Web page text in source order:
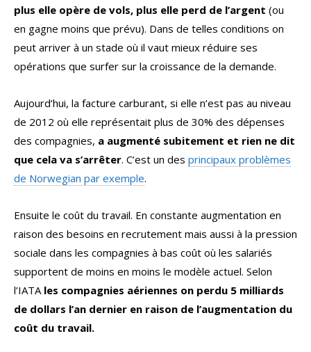
plus elle opère de vols, plus elle perd de l’argent (ou
en gagne moins que prévu). Dans de telles conditions on
peut arriver à un stade où il vaut mieux réduire ses
opérations que surfer sur la croissance de la demande.
Aujourd’hui, la facture carburant, si elle n’est pas au niveau
de 2012 où elle représentait plus de 30% des dépenses
des compagnies, a augmenté subitement et rien ne dit
que cela va s’arrêter. C’est un des principaux problèmes
de Norwegian par exemple.
Ensuite le coût du travail. En constante augmentation en
raison des besoins en recrutement mais aussi à la pression
sociale dans les compagnies à bas coût où les salariés
supportent de moins en moins le modèle actuel. Selon
l’IATA les compagnies aériennes on perdu 5 milliards
de dollars l’an dernier en raison de l’augmentation du
coût du travail.